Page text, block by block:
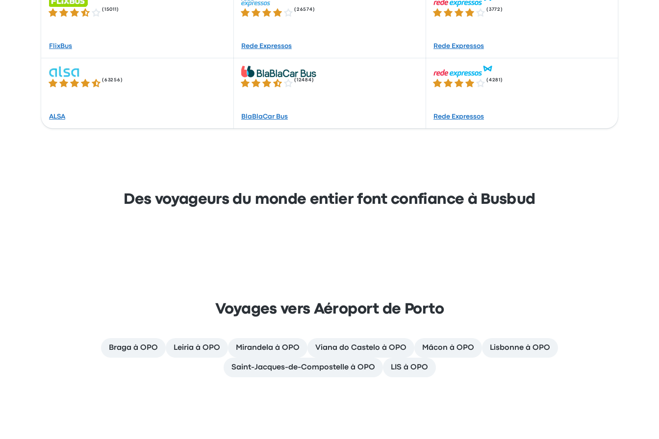
3.5 sur 5 étoiles( 15011 )
FlixBus
4.2 sur 5 étoiles( 26574 )
Rede Expressos
4.1 sur 5 étoiles ( 3772 )
Rede Expressos
4.3 sur 5 étoiles( 63256 )
ALSA
3.7 sur 5 étoiles( 12484 )
BlaBlaCar Bus
4.0 sur 5 étoiles( 4281 )
Rede Expressos
Des voyageurs du monde entier font confiance à Busbud
Voyages vers Aéroport de Porto
Braga à OPO Leiria à OPO Mirandela à OPO Viana do Castelo à OPO Mâcon à OPO Lisbonne à OPO
Saint-Jacques-de-Compostelle à OPO LIS à OPO